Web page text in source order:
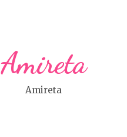
Amireta
Amireta